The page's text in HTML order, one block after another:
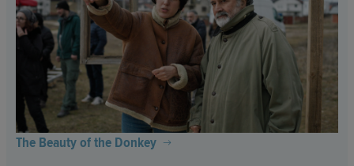
The Beauty of the Donkey